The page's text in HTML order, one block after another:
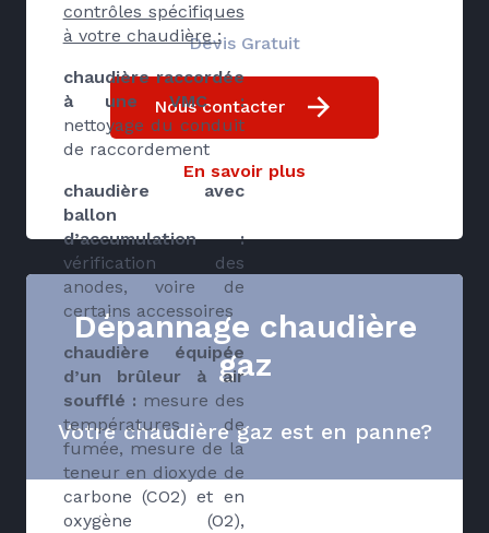
contrôles spécifiques
à votre chaudière :
chaudière raccordée
à une VMC :
nettoyage du conduit
de raccordement
chaudière avec
ballon
d’accumulation :
vérification des
anodes, voire de
certains accessoires
chaudière équipée
d’un brûleur à air
soufflé : mesure des
températures de
fumée, mesure de la
teneur en dioxyde de
carbone (CO2) et en
oxygène (O2),
Devis Gratuit
Nous contacter
En savoir plus
Dépannage chaudière
gaz
Votre chaudière gaz est en panne?